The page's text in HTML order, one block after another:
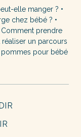
elle manger ? •
chez bébé ? •
Comment prendre
un parcours
pommes pour bébé